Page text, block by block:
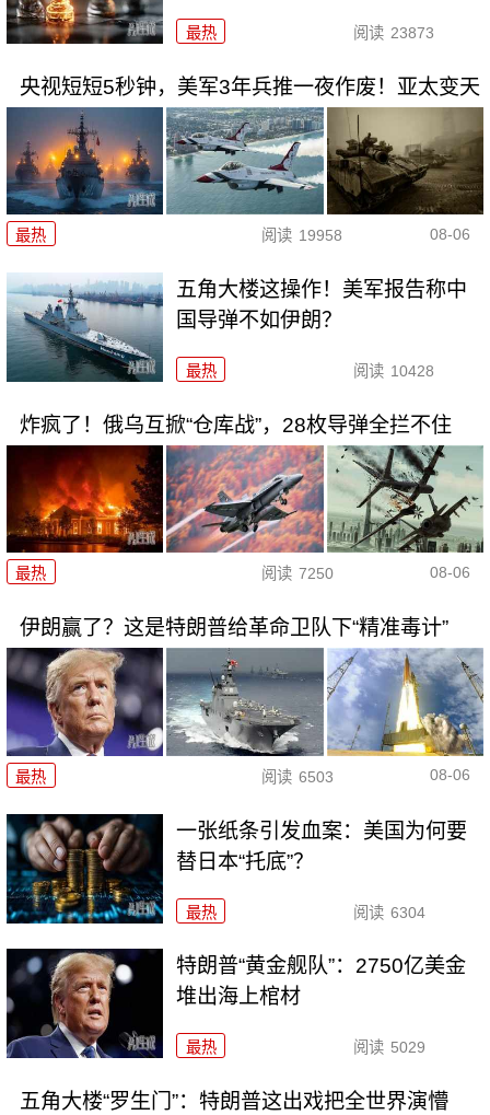
最热 阅读 23873
央视短短5秒钟，美军3年兵推一夜作废！亚太变天
最热 阅读 19958 08-06
五角大楼这操作！美军报告称中
国导弹不如伊朗？
最热 阅读 10428
炸疯了！俄乌互掀“仓库战”，28枚导弹全拦不住
最热 阅读 7250 08-06
伊朗赢了？这是特朗普给革命卫队下“精准毒计”
最热 阅读 6503 08-06
一张纸条引发血案：美国为何要
替日本“托底”？
最热 阅读 6304
特朗普“黄金舰队”：2750亿美金
堆出海上棺材
最热 阅读 5029
五角大楼“罗生门”：特朗普这出戏把全世界演懵